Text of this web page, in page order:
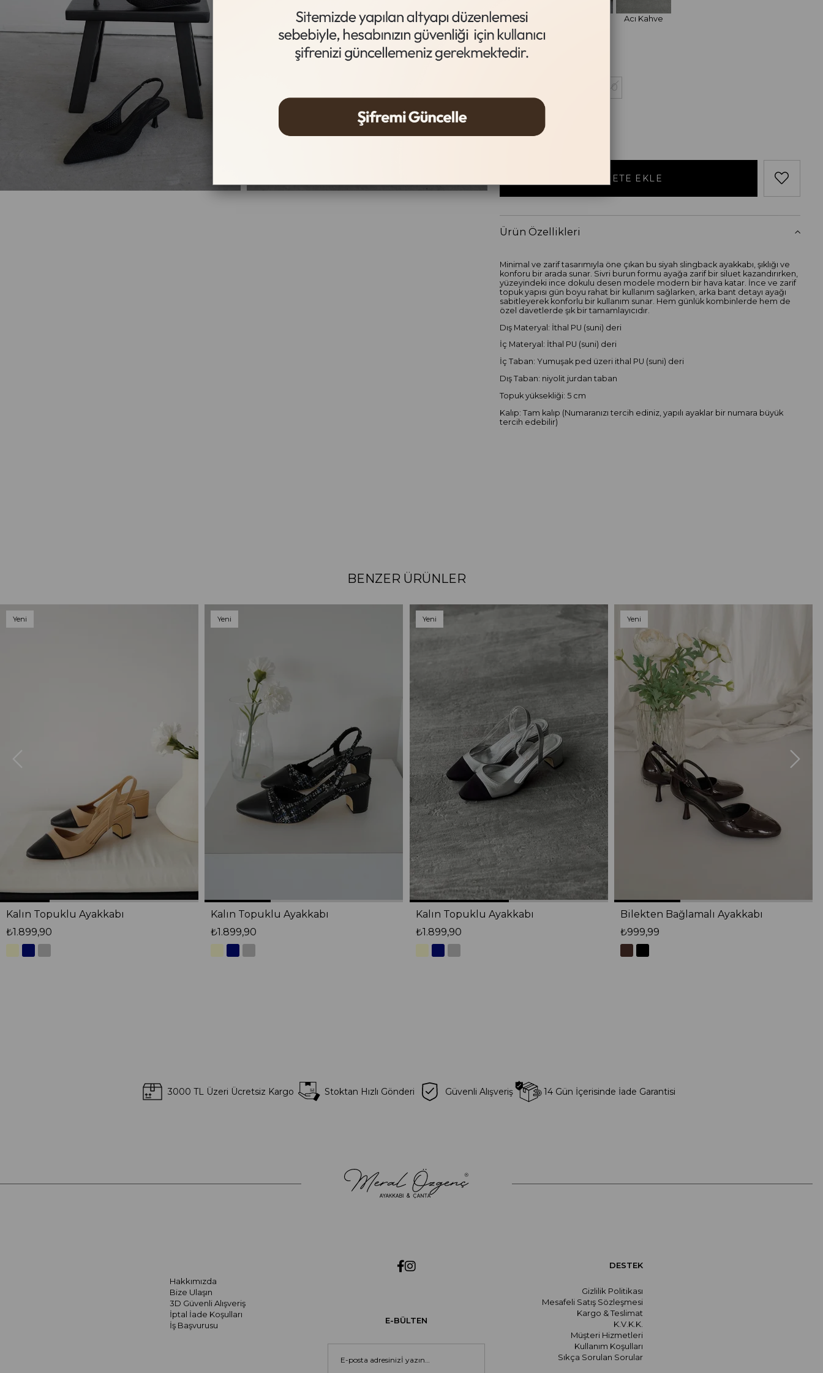
Siyah Acı Kahve
Beden Tablosu
40
Ürün Özellikleri
Minimal ve zarif tasarımıyla öne çıkan bu siyah slingback ayakkabı, şıklığı ve
konforu bir arada sunar. Sivri burun formu ayağa zarif bir siluet kazandırırken,
yüzeyindeki ince dokulu desen modele modern bir hava katar. İnce ve zarif
topuk yapısı gün boyu rahat bir kullanım sağlarken, arka bant detayı ayağı
sabitleyerek konforlu bir kullanım sunar. Hem günlük kombinlerde hem de
özel davetlerde şık bir tamamlayıcıdır.
Dış Materyal: İthal PU (suni) deri
İç Materyal: İthal PU (suni) deri
İç Taban: Yumuşak ped üzeri ithal PU (suni) deri
Dış Taban: niyolit jurdan taban
Topuk yüksekliği: 5 cm
Kalıp: Tam kalıp (Numaranızı tercih ediniz, yapılı ayaklar bir numara büyük
tercih edebilir)
BENZER ÜRÜNLER
Kalın Topuklu Ayakkabı
₺1.899,90
Yeni
Kalın Topuklu Ayakkabı
₺1.899,90
Yeni
Kalın Topuklu Ayakkabı
₺1.899,90
Yeni
Bilekten Bağlamalı Ayakkabı
₺999,99
Yeni
Ürün
3000 TL Üzeri Ücretsiz Kargo Stoktan Hızlı Gönderi Güvenli Alışveriş 14 Gün İçerisinde İade Garantisi
Hakkımızda
Bize Ulaşın
3D Güvenli Alışveriş
İptal İade Koşulları
İş Başvurusu
E-BÜLTEN
DESTEK
Gizlilik Politikası
Mesafeli Satış Sözleşmesi
Kargo & Teslimat
K.V.K.K.
Müşteri Hizmetleri
Kullanım Koşulları
Sıkça Sorulan Sorular